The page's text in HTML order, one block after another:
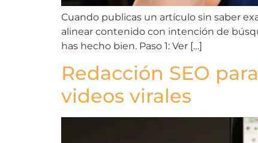
Cuando publicas un artículo sin saber
alinear contenido con intención de
has hecho bien. Paso 1: Ver […]
Redacción SEO
videos virales